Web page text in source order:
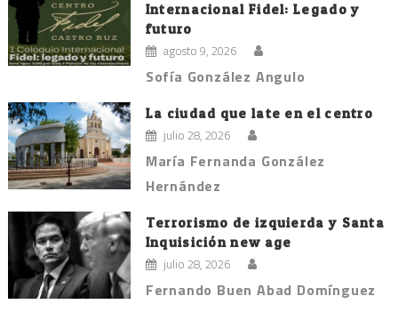
Internacional Fidel: Legado y
futuro
agosto 9, 2026
Sofía González Angulo
La ciudad que late en el centro
julio 28, 2026
María Fernanda González
Hernández
Terrorismo de izquierda y Santa
Inquisición new age
julio 28, 2026
Fernando Buen Abad Domínguez